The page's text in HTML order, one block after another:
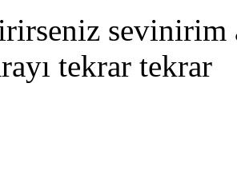
sevinirim
tekrar tekrar